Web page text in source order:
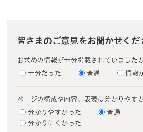
皆さまのご意見をお聞かせくだ
お求めの情報が十分掲載されていました
十分だった 普通 情報
ページの構成や内容、表現は分かりやす
分かりやすかった
普通
分かりにくかった